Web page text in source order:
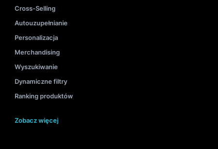
Cross-Selling
Autouzupełnianie
Personalizacja
Merchandising
Wyszukiwanie
Dynamiczne filtry
Ranking produktów
Zobacz więcej